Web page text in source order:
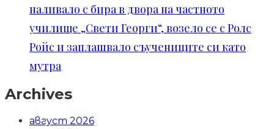
наливало с бира в двора на частното
училище „Свети Георги“, возело се с Ролс
Ройс и заплашвало съучениците си като
мутра
Archives
август 2026